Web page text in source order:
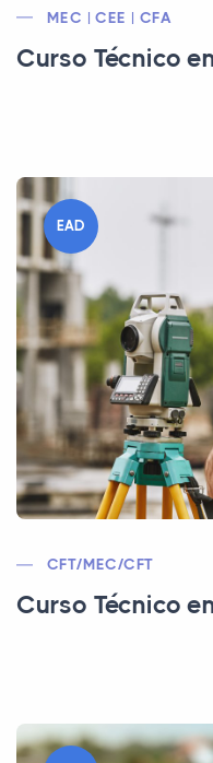
MEC | CEE | CFA
Curso Técnico
EAD
CFT/MEC/CFT
Curso Técnico